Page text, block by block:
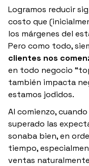
Logramos reducir
costo que
los márgenes del
Pero como todo,
clientes nos
en todo negocio
también impacta
estamos jodidos.
Al comienzo,
superado las
sonaba bien, en
tiempo,
ventas